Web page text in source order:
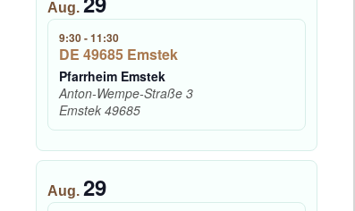
Aug.
9:30-11:30
DE 49685 Emstek
Pfarrheim Emstek
Anton-Wempe-Straße 3
Emstek 49685
Aug. 29